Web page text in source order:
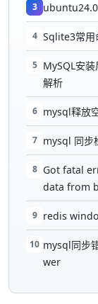
3
4 Sqlite3常用
5 MySQL安
解析
6 mysql释放
7 mysql 同步
8 Got fatal
data from
9 redis
10 mysql同步
wer